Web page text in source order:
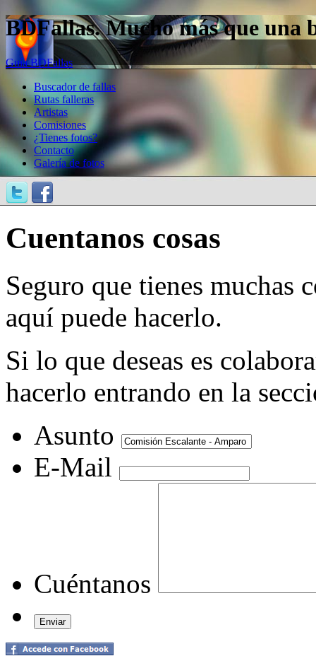
BDFallas. Mucho más que una
Guía BDFallas
Buscador de fallas
Rutas falleras
Artistas
Comisiones
¿Tienes fotos?
Contacto
Galería de fotos
Cuentanos cosas
Seguro que tienes muchas
aquí puede hacerlo.
Si lo que deseas es
hacerlo entrando en la
Asunto
E-Mail
Cuéntanos